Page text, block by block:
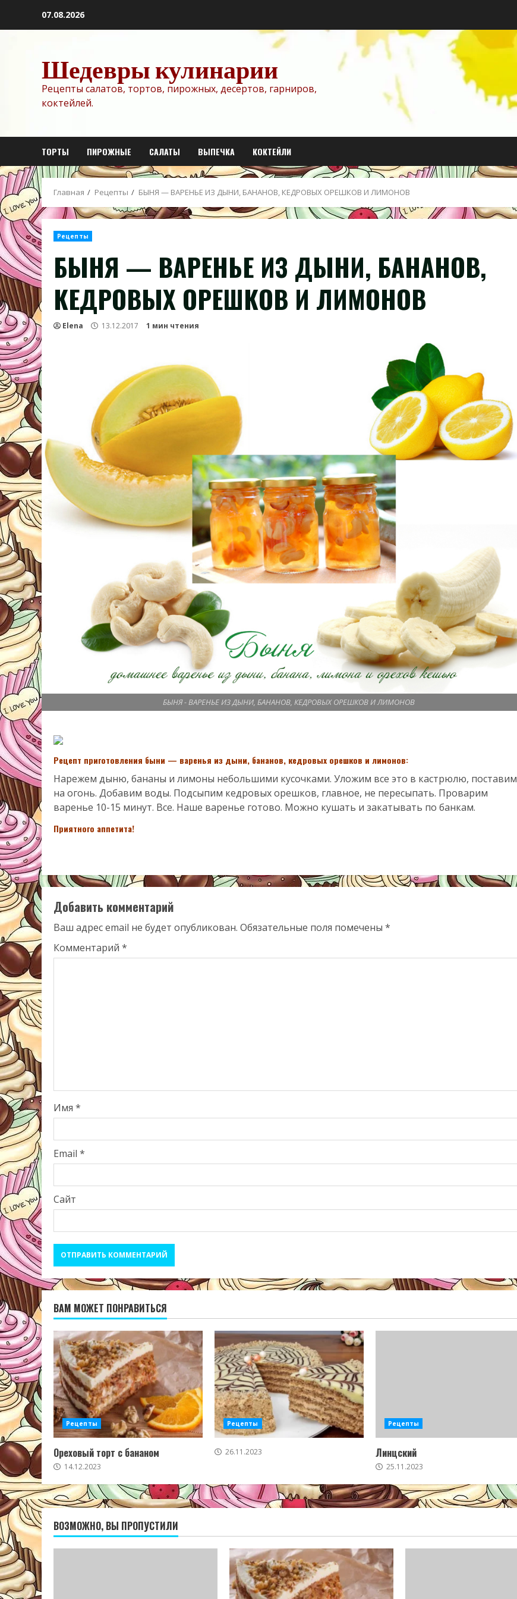
07.08.2026
Шедевры кулинарии
Рецепты салатов, тортов, пирожных, десертов, гарниров,
коктейлей.
ТОРТЫ ПИРОЖНЫЕ САЛАТЫ ВЫПЕЧКА КОКТЕЙЛИ
Главная Рецепты БЫНЯ — ВАРЕНЬЕ ИЗ ДЫНИ, БАНАНОВ, КЕДРОВЫХ ОРЕШКОВ И ЛИМОНОВ
Рецепты
БЫНЯ — ВАРЕНЬЕ ИЗ ДЫНИ, БАНАНОВ,
КЕДРОВЫХ ОРЕШКОВ И ЛИМОНОВ
Elena 13.12.2017 1 мин чтения
БЫНЯ - ВАРЕНЬЕ ИЗ ДЫНИ, БАНАНОВ, КЕДРОВЫХ ОРЕШКОВ И ЛИМОНОВ
Рецепт приготовления быни — варенья из дыни, бананов, кедровых орешков и лимонов:
Нарежем дыню, бананы и лимоны небольшими кусочками. Уложим все это в кастрюлю, поставим
на огонь. Добавим воды. Подсыпим кедровых орешков, главное, не пересыпать. Проварим
варенье 10-15 минут. Все. Наше варенье готово. Можно кушать и закатывать по банкам.
Приятного аппетита!
Добавить комментарий
Ваш адрес email не будет опубликован. Обязательные поля помечены *
Комментарий *
Имя *
Email *
Сайт
ВАМ МОЖЕТ ПОНРАВИТЬСЯ
Рецепты
Ореховый торт с бананом
14.12.2023
Рецепты
26.11.2023
Рецепты
Линцский
25.11.2023
ВОЗМОЖНО, ВЫ ПРОПУСТИЛИ